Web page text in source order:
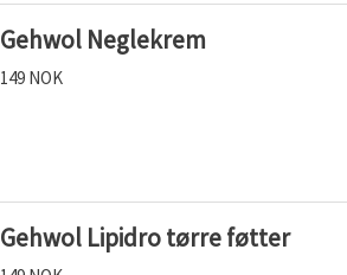
Gehwol Neglekrem
149 NOK
Gehwol Lipidro tørre føtter